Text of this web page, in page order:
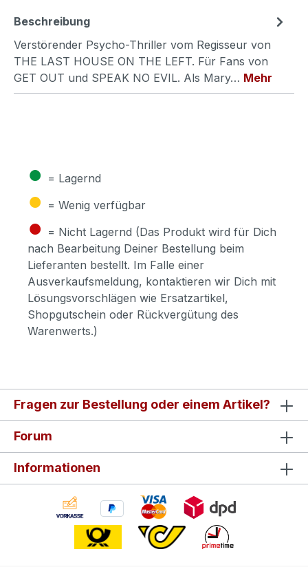
Beschreibung
Verstörender Psycho-Thriller vom Regisseur von
THE LAST HOUSE ON THE LEFT. Für Fans von
GET OUT und SPEAK NO EVIL. Als Mary… Mehr
● = Lagernd
● = Wenig verfügbar
● = Nicht Lagernd (Das Produkt wird für Dich
nach Bearbeitung Deiner Bestellung beim
Lieferanten bestellt. Im Falle einer
Ausverkaufsmeldung, kontaktieren wir Dich mit
Lösungsvorschlägen wie Ersatzartikel,
Shopgutschein oder Rückvergütung des
Warenwerts.)
Fragen zur Bestellung oder einem Artikel?
Forum
Informationen